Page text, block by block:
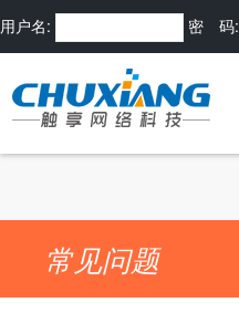
用户名: 密 码:
常见问题